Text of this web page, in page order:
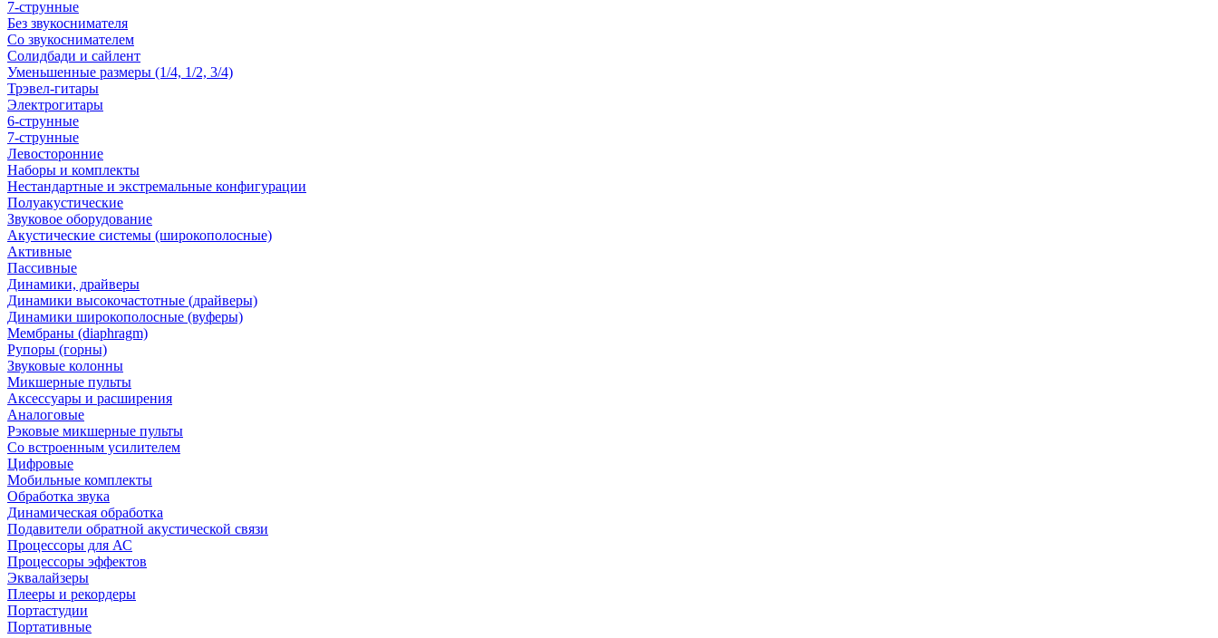
7-струнные
Без звукоснимателя
Со звукоснимателем
Солидбади и сайлент
Уменьшенные размеры (1/4, 1/2, 3/4)
Трэвел-гитары
Электрогитары
6-струнные
7-струнные
Левосторонние
Наборы и комплекты
Нестандартные и экстремальные конфигурации
Полуакустические
Звуковое оборудование
Акустические системы (широкополосные)
Активные
Пассивные
Динамики, драйверы
Динамики высокочастотные (драйверы)
Динамики широкополосные (вуферы)
Мембраны (diaphragm)
Рупоры (горны)
Звуковые колонны
Микшерные пульты
Аксессуары и расширения
Аналоговые
Рэковые микшерные пульты
Со встроенным усилителем
Цифровые
Мобильные комплекты
Обработка звука
Динамическая обработка
Подавители обратной акустической связи
Процессоры для АС
Процессоры эффектов
Эквалайзеры
Плееры и рекордеры
Портастудии
Портативные